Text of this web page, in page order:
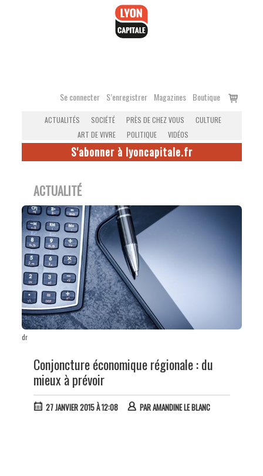
Se connecter S’enregistrer Magazines Boutique
Voir
ACTUALITÉS SOCIÉTÉ PRÈS DE CHEZ VOUS
CULTURE
ART DE VIVRE
POLITIQUE VIDÉOS
S'abonner à lyoncapitale.fr
ACTUALITÉ
dr
Conjoncture économique régionale : du
mieux à prévoir
27 JANVIER 2015 À 12:08 PARAMANDINE LE BLANC